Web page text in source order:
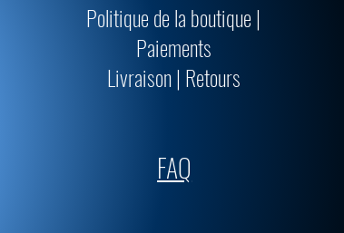
Politique de la boutique |
Paiements
Livraison | Retours
FAQ